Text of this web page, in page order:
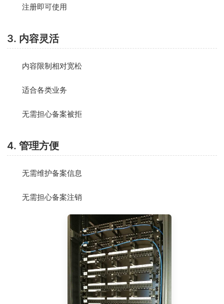
注册即可使用
3. 内容灵活
内容限制相对宽松
适合各类业务
无需担心备案被拒
4. 管理方便
无需维护备案信息
无需担心备案注销